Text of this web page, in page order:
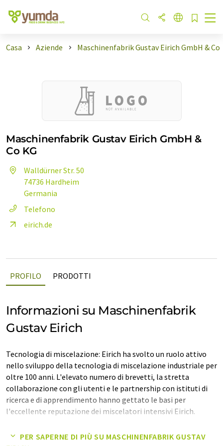
Casa Aziende Maschinenfabrik Gustav Eirich GmbH & Co
Maschinenfabrik Gustav Eirich GmbH &
Co KG
Walldürner Str. 50
74736 Hardheim
Germania
Telefono
eirich.de
PROFILO PRODOTTI
Informazioni su Maschinenfabrik
Gustav Eirich
Tecnologia di miscelazione: Eirich ha svolto un ruolo attivo
nello sviluppo della tecnologia di miscelazione industriale per
oltre 100 anni. L'elevato numero di brevetti, la stretta
collaborazione con gli utenti e le partnership con istituti di
ricerca e di apprendimento hanno gettato le basi per
l'eccellente reputazione dei miscelatori intensivi Eirich.
Tecnologia di essiccazione: La gamma di opzioni per
PER SAPERNE DI PIÙ SU MASCHINENFABRIK GUSTAV